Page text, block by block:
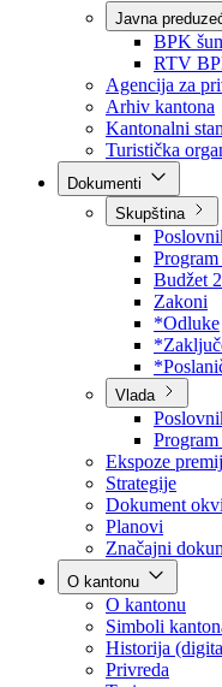
Direkcija
Direkcija
Direkcija
Javna
BPK
RTV
Agencija za
Arhiv kantona
Kantonalni
Turistička
Skupština
Poslovnik
Program
Budžet
Zakoni
*Odluke
Vlada
Poslovnik
Ekspoze
Strategije
Dokument
Planovi
Značajni
O kantonu
O kantonu